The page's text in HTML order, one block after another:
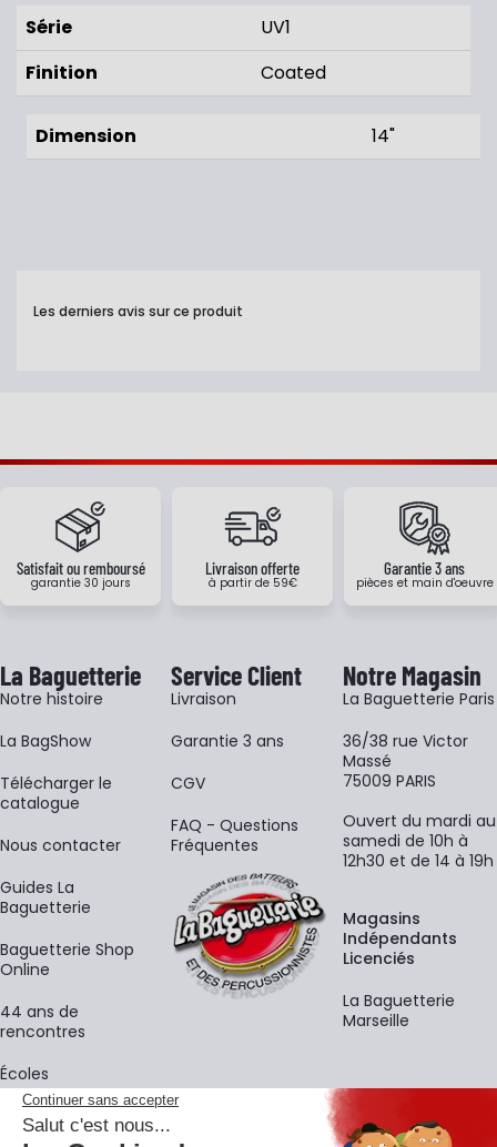
Série
UV1
Finition
Coated
Dimension 14"
Les derniers avis sur ce produit
Satisfait ou remboursé
garantie 30 jours
Livraison offerte
à partir de 59€
Garantie 3 ans
pièces et main d'oeuvre
La Baguetterie
Notre histoire
La BagShow
​Télécharger le
catalogue
Nous contacter
Guides La
Baguetterie
Baguetterie Shop
Online
44 ans de
rencontres
Écoles
Service Client
Livraison
Garantie 3 ans
CGV
FAQ - Questions
Fréquentes
Notre Magasin
La Baguetterie Paris
36/38 rue Victor
Massé
75009 PARIS
Ouvert du mardi au
samedi de 10h à
12h30 et de 14 à 19h
Magasins
Indépendants
Licenciés
La Baguetterie
Marseille
La newsletter
Adresse e-mail